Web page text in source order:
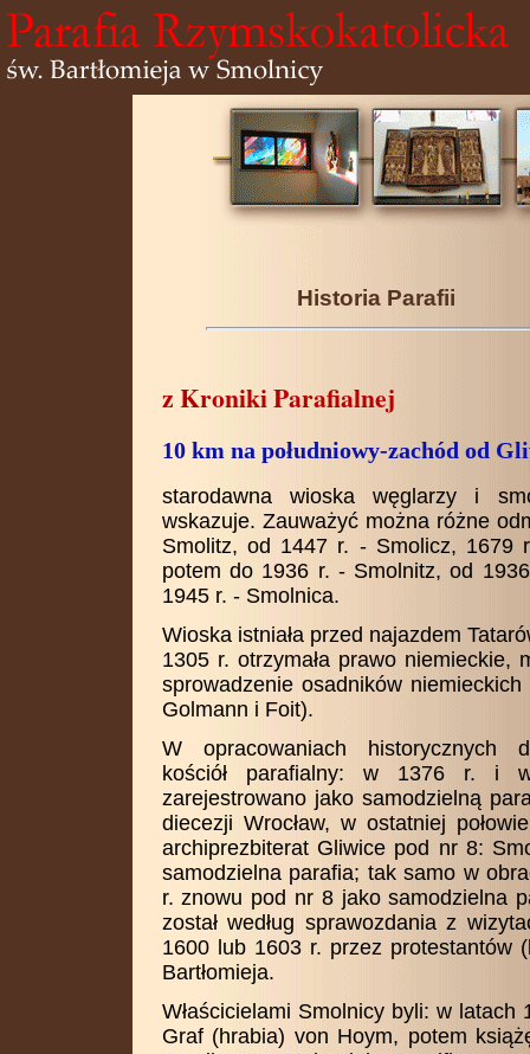
Historia Parafii
z Kroniki Parafialnej
10 km na południowy-zachód od
starodawna wioska węglarzy i
wskazuje. Zauważyć można różne
Smolitz, od 1447 r. - Smolicz, 1679
potem do 1936 r. - Smolnitz, od
1945 r. - Smolnica.
Wioska istniała przed najazdem
1305 r. otrzymała prawo niemieckie,
sprowadzenie osadników
Golmann i Foit).
W opracowaniach historycznych
kościół parafialny: w 1376 r. i
zarejestrowano jako samodzielną
diecezji Wrocław, w ostatniej
archiprezbiterat Gliwice pod nr 8:
samodzielna parafia; tak samo w
r. znowu pod nr 8 jako samodzielna
został według sprawozdania z
1600 lub 1603 r. przez protestantów
Bartłomieja.
Właścicielami Smolnicy byli: w
Graf (hrabia) von Hoym, potem